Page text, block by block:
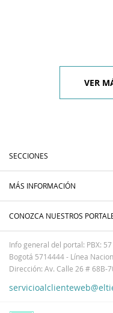
VER
SECCIONES
MÁS INFORMACIÓN
CONOZCA NUESTROS
Info general del portal: PBX:
Bogotá 5714444 - Línea
Dirección: Av. Calle 26 # 68B-